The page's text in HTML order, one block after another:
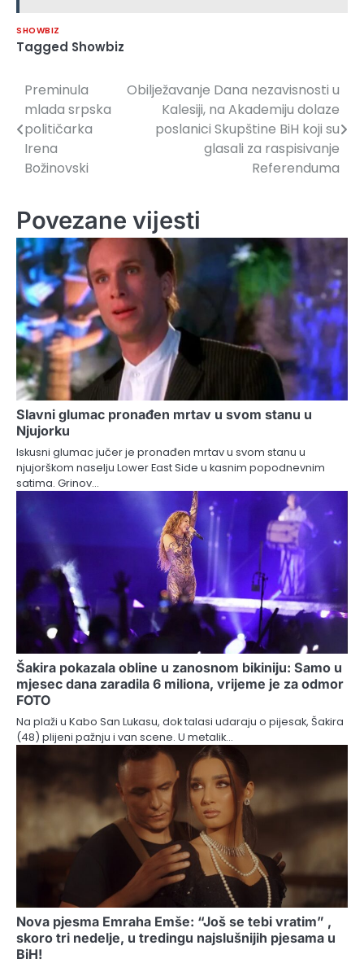
SHOWBIZ
Tagged Showbiz
Navigacija
članaka
Preminula
mlada srpska
političarka
Irena
Božinovski
Obilježavanje Dana nezavisnosti u
Kalesiji, na Akademiju dolaze
poslanici Skupštine BiH koji su
glasali za raspisivanje
Referenduma
Povezane vijesti
Slavni glumac pronađen mrtav u svom stanu u
Njujorku
Iskusni glumac jučer je pronađen mrtav u svom stanu u
njujorškom naselju Lower East Side u kasnim popodnevnim
satima. Grinov…
Šakira pokazala obline u zanosnom bikiniju: Samo u
mjesec dana zaradila 6 miliona, vrijeme je za odmor
FOTO
Na plaži u Kabo San Lukasu, dok talasi udaraju o pijesak, Šakira
(48) plijeni pažnju i van scene. U metalik…
Nova pjesma Emraha Emše: “Još se tebi vratim” ,
skoro tri nedelje, u tredingu najslušnijih pjesama u
BiH!